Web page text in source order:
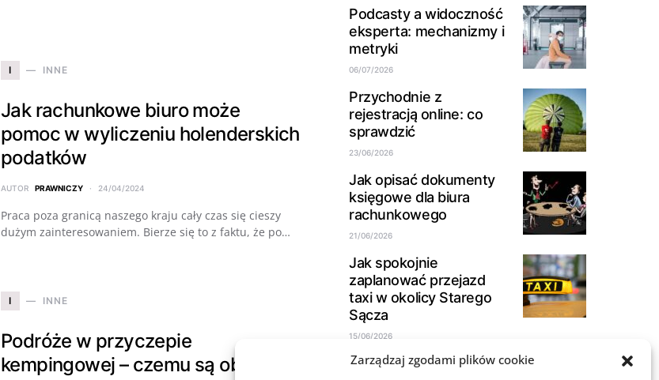
Zarządzaj zgodami plików cookie
I INNE
Jak rachunkowe biuro może
pomoc w wyliczeniu holenderskich
podatków
AUTOR PRAWNICZY 24/04/2024
Praca poza granicą naszego kraju cały czas się cieszy
dużym zainteresowaniem. Bierze się to z faktu, że po…
I INNE
Podróże w przyczepie
kempingowej – czemu są obecnie
Podcasty a widoczność
eksperta: mechanizmy i
metryki
06/07/2026
Przychodnie z
rejestracją online: co
sprawdzić
23/06/2026
Jak opisać dokumenty
księgowe dla biura
rachunkowego
21/06/2026
Jak spokojnie
zaplanować przejazd
taxi w okolicy Starego
Sącza
15/06/2026